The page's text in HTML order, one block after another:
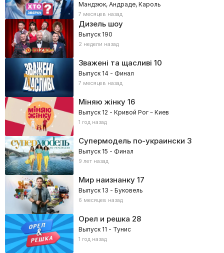
Мандзюк, Андраде, Кароль
7 месяцев назад
Дизель шоу
Выпуск 190
2 недели назад
Зважені та щасливі 10
Выпуск 14 - Финал
7 месяцев назад
Міняю жінку16
Выпуск 12 - Кривой Рог – Киев
1 год назад
Супермодель по-украински 3
Выпуск 15 - Финал
9 лет назад
Мир наизнанку17
Выпуск 13 - Буковель
6 месяцев назад
Орел и решка 28
Выпуск 11 - Тунис
1 год назад